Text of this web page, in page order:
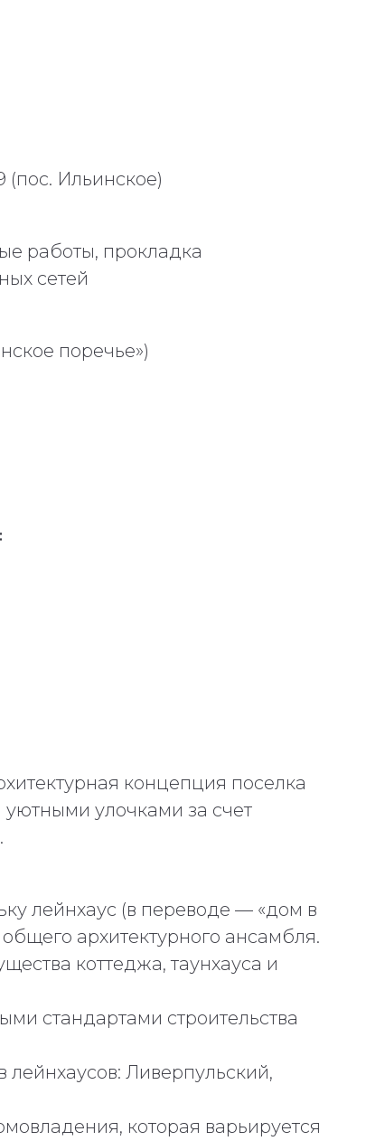
(пос. Ильинское)
работы, прокладка
сетей
поречье»)
концепция поселка
уютными улочками за счет
лейнхаус (в переводе — «дом в
архитектурного ансамбля.
коттеджа, таунхауса и
стандартами строительства
Ливерпульский,
которая варьируется